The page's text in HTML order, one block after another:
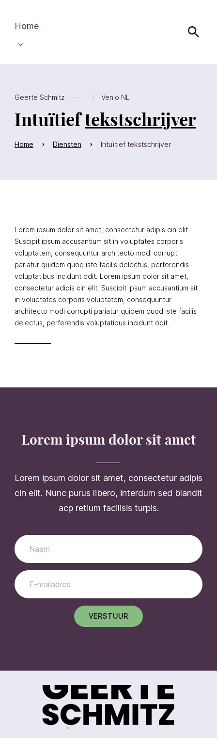
Home
Geerte Schmitz Venlo NL
Intuïtieftekstschrijver
Home Diensten Intuïtief tekstschrijver
Lorem ipsum dolor sit amet, consectetur adipis cin elit.
Suscipit ipsum accusantium sit in voluptates corporis
voluptatem, consequuntur architecto modi corrupti
pariatur quidem quod iste facilis delectus, perferendis
voluptatibus incidunt odit. Lorem ipsum dolor sit amet,
consectetur adipis cin elit. Suscipit ipsum accusantium sit
in voluptates corporis voluptatem, consequuntur
architecto modi corrupti pariatur quidem quod iste facilis
delectus, perferendis voluptatibus incidunt odit.
Lorem ipsum dolor sit amet
Lorem ipsum dolor sit amet, consectetur adipis
cin elit. Nunc purus libero, interdum sed blandit
acp retium facilisis turpis.
VERSTUUR